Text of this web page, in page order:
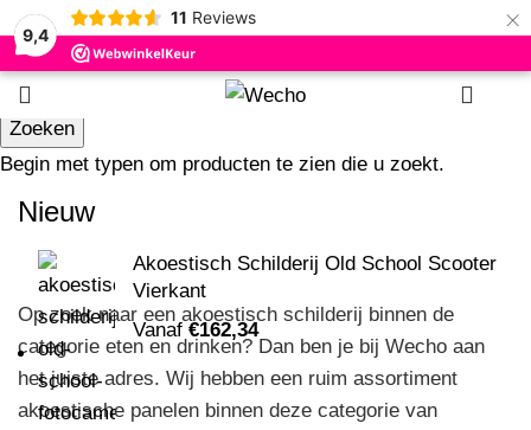
9,4
11 Reviews ×
Eten en drinken
Op zoek naar een akoestisch schilderij binnen de
categorie eten en drinken? Dan ben je bij Wecho aan
het juiste adres. Wij hebben een ruim assortiment
akoestische panelen binnen deze categorie van
Zoeken
Begin met typen om producten te zien die u zoekt.
Nieuw
Akoestisch Schilderij Old School Scooter
Vierkant
Vanaf €162,34